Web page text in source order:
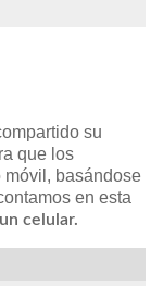
su
que los
basándose
en esta
celular.